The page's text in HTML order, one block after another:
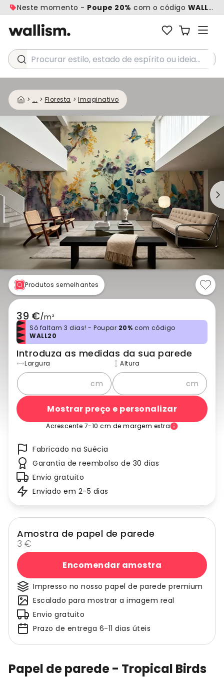
Neste momento - Poupe 20% com o código WALL20
Procurar estilo, estado de espírito ou ideia...
> ... > Floresta > Imaginativo
Papel de parede - Tropical Birds
Produtos semelhantes
39 €/m²
Só faltam 3 dias! - Poupar 20% com código
WALL20
Introduza as medidas da sua parede
Largura
cm
Altura
cm
Mostrar preço e personalizar
Acrescente 7-10 cm de margem extra
Fabricado na Suécia
Garantia de reembolso de 30 dias
Envio gratuito
Enviado em 2-5 dias
Amostra de papel de parede
3 €
Encomendar amostra
Impresso no nosso papel de parede premium
Escalado para mostrar a imagem real
Envio gratuito
Prazo de entrega 6-11 dias úteis